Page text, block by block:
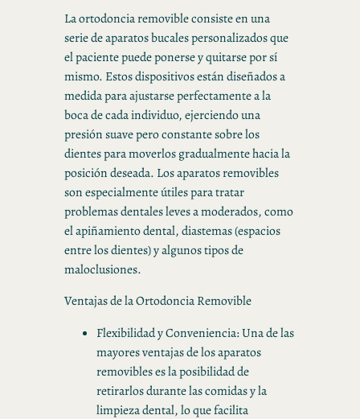
La ortodoncia removible consiste en una
serie de aparatos bucales personalizados que
el paciente puede ponerse y quitarse por sí
mismo. Estos dispositivos están diseñados a
medida para ajustarse perfectamente a la
boca de cada individuo, ejerciendo una
presión suave pero constante sobre los
dientes para moverlos gradualmente hacia la
posición deseada. Los aparatos removibles
son especialmente útiles para tratar
problemas dentales leves a moderados, como
el apiñamiento dental, diastemas (espacios
entre los dientes) y algunos tipos de
maloclusiones.
Ventajas de la Ortodoncia Removible
Flexibilidad y Conveniencia: Una de las
mayores ventajas de los aparatos
removibles es la posibilidad de
retirarlos durante las comidas y la
limpieza dental, lo que facilita